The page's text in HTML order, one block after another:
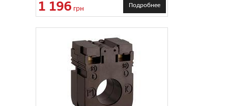
1 196 грн Подробнее